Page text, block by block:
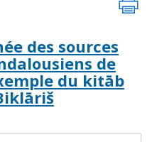
des sources
de
du kitāb